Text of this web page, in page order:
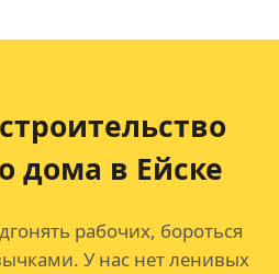
дома в Ейске
рабочих, бороться
У нас нет ленивых